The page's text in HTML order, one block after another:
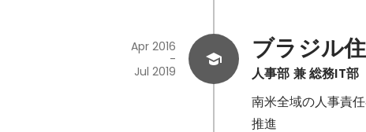
ブラジル
人事部 兼 総務IT部
Apr 2016
-
Jul 2019
南米全域の人事責
推進